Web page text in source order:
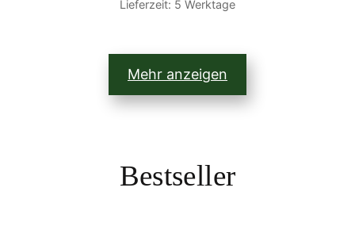
Lieferzeit: 5 Werktage
Mehr anzeigen
Bestseller